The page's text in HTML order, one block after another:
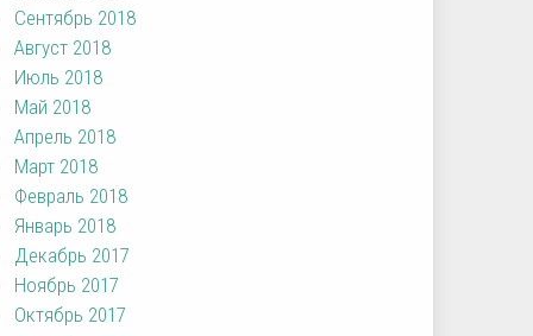
Сентябрь 2018
Август 2018
Июль 2018
Май 2018
Апрель 2018
Март 2018
Февраль 2018
Январь 2018
Декабрь 2017
Ноябрь 2017
Октябрь 2017